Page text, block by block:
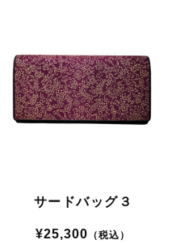
サードバッグ３
¥25,300 （税込）